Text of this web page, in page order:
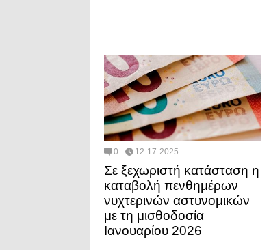
0 12-17-2025
Σε ξεχωριστή κατάσταση η
καταβολή πενθημέρων
νυχτερινών αστυνομικών
με τη μισθοδοσία
Ιανουαρίου 2026